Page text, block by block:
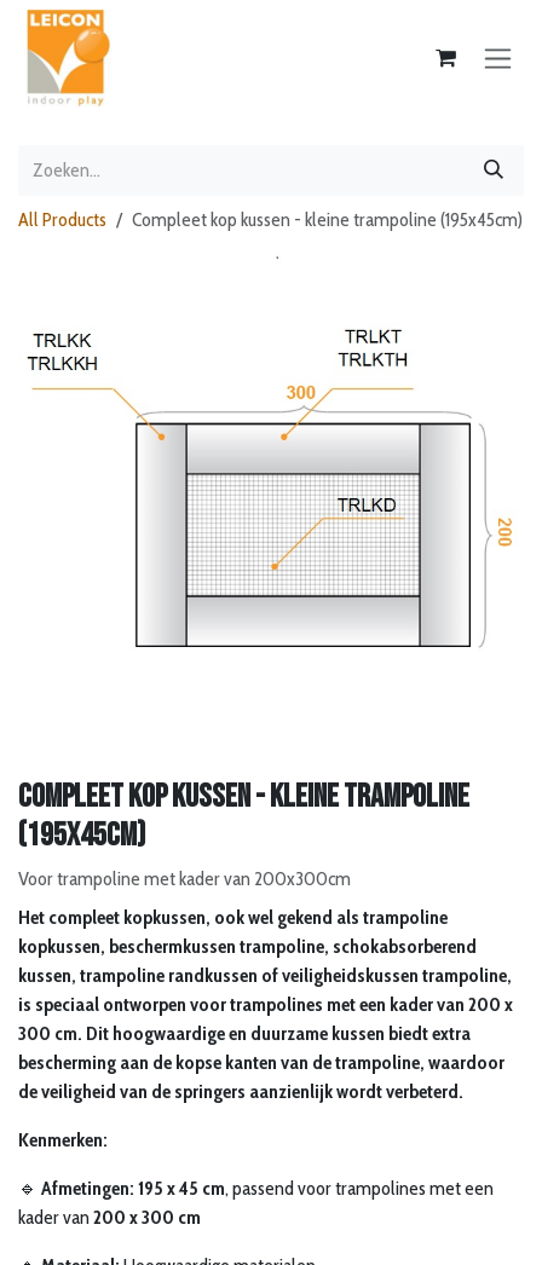
Overslaan naar inhoud
All Products Compleet kop kussen - kleine trampoline (195x45cm)
Compleet kop kussen - kleine trampoline
(195x45cm)
Voor trampoline met kader van 200x300cm
Het compleet kopkussen, ook wel gekend als trampoline
kopkussen, beschermkussen trampoline, schokabsorberend
kussen, trampoline randkussen of veiligheidskussen trampoline,
is speciaal ontworpen voor trampolines met een kader van 200 x
300 cm. Dit hoogwaardige en duurzame kussen biedt extra
bescherming aan de kopse kanten van de trampoline, waardoor
de veiligheid van de springers aanzienlijk wordt verbeterd.
Kenmerken:
🔹 Afmetingen: 195 x 45 cm, passend voor trampolines met een
kader van200 x 300 cm